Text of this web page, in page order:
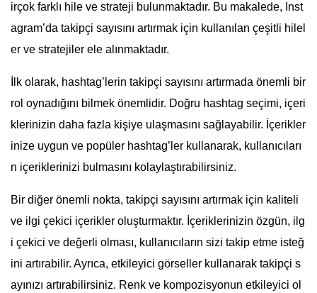
irçok farklı hile ve strateji bulunmaktadır. Bu makalede, Inst
agram’da takipçi sayısını artırmak için kullanılan çeşitli hilel
er ve stratejiler ele alınmaktadır.
İlk olarak, hashtag’lerin takipçi sayısını artırmada önemli bir
rol oynadığını bilmek önemlidir. Doğru hashtag seçimi, içeri
klerinizin daha fazla kişiye ulaşmasını sağlayabilir. İçerikler
inize uygun ve popüler hashtag’ler kullanarak, kullanıcıları
n içeriklerinizi bulmasını kolaylaştırabilirsiniz.
Bir diğer önemli nokta, takipçi sayısını artırmak için kaliteli
ve ilgi çekici içerikler oluşturmaktır. İçeriklerinizin özgün, ilg
i çekici ve değerli olması, kullanıcıların sizi takip etme isteğ
ini artırabilir. Ayrıca, etkileyici görseller kullanarak takipçi s
ayınızı artırabilirsiniz. Renk ve kompozisyonun etkileyici ol